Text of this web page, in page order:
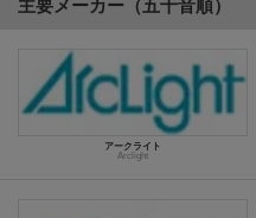
主要メーカー（五十音順）
アークライト
Arclight